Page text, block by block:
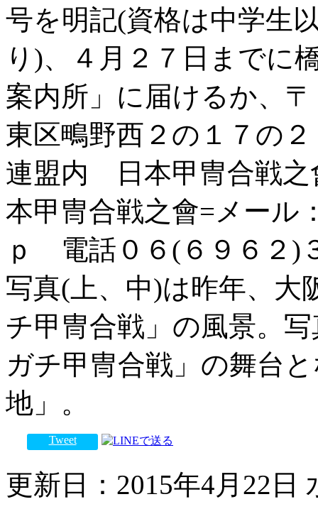
号を明記(資格は中学生
り)、４月２７日までに
案内所」に届けるか、
東区鴫野西２の１７の
連盟内 日本甲冑合戦之
本甲冑合戦之會=メール
ｐ 電話０６(６９６２)
写真(上、中)は昨年、大
チ甲冑合戦」の風景。
ガチ甲冑合戦」の舞台
地」。
Tweet
更新日：2015年4月22日